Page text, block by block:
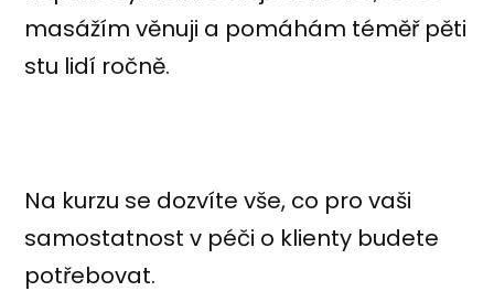
masážím věnuji a pomáhám téměř pěti
stu lidí ročně.
Na kurzu se dozvíte vše, co pro vaši
samostatnost v péči o klienty budete
potřebovat.